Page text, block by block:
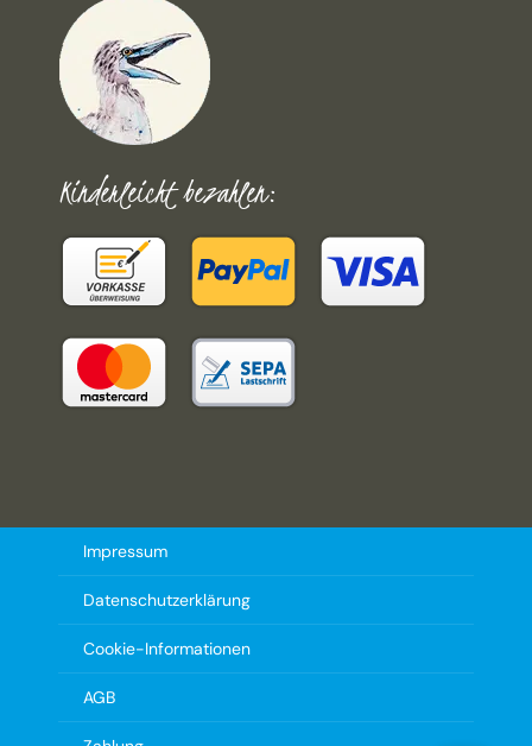
Kinderleicht bezahlen:
Impressum
Datenschutzerklärung
Cookie-Informationen
AGB